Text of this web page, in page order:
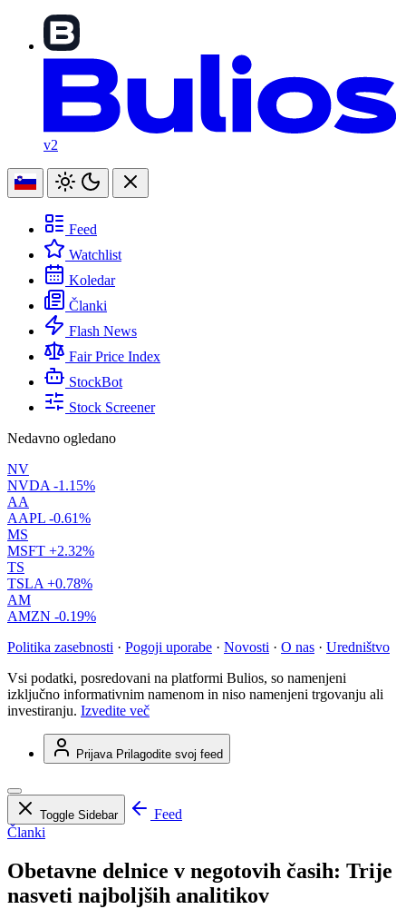
v2
Feed
Watchlist
Koledar
Članki
Flash News
Fair Price Index
StockBot
Stock Screener
Nedavno ogledano
NV
NVDA -1.15%
AA
AAPL -0.61%
MS
MSFT +2.32%
TS
TSLA +0.78%
AM
AMZN -0.19%
Politika zasebnosti · Pogoji uporabe · Novosti · O nas · Uredništvo
Vsi podatki, posredovani na platformi Bulios, so namenjeni
izključno informativnim namenom in niso namenjeni trgovanju ali
investiranju. Izvedite več
Prijava Prilagodite svoj feed
Toggle Sidebar
Feed
Članki
Obetavne delnice v negotovih časih: Trije
nasveti najboljših analitikov